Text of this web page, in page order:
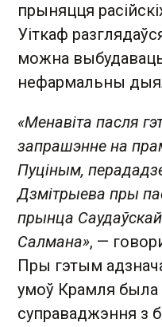
прыняцця
Уіткаф
можна
нефармальны
«Менавіта пасля
запрашэнне на
Пуціным,
Дзмітрыева пры
прынца
Салмана», —
Пры гэтым
умоў Крамля была
суправаджэння з